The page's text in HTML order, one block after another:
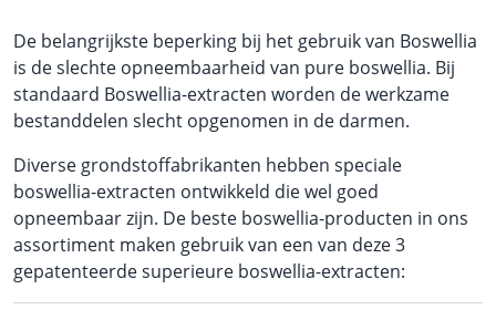
De belangrijkste beperking bij het gebruik van Boswellia
is de slechte opneembaarheid van pure boswellia. Bij
standaard Boswellia-extracten worden de werkzame
bestanddelen slecht opgenomen in de darmen.
Diverse grondstoffabrikanten hebben speciale
boswellia-extracten ontwikkeld die wel goed
opneembaar zijn. De beste boswellia-producten in ons
assortiment maken gebruik van een van deze 3
gepatenteerde superieure boswellia-extracten: